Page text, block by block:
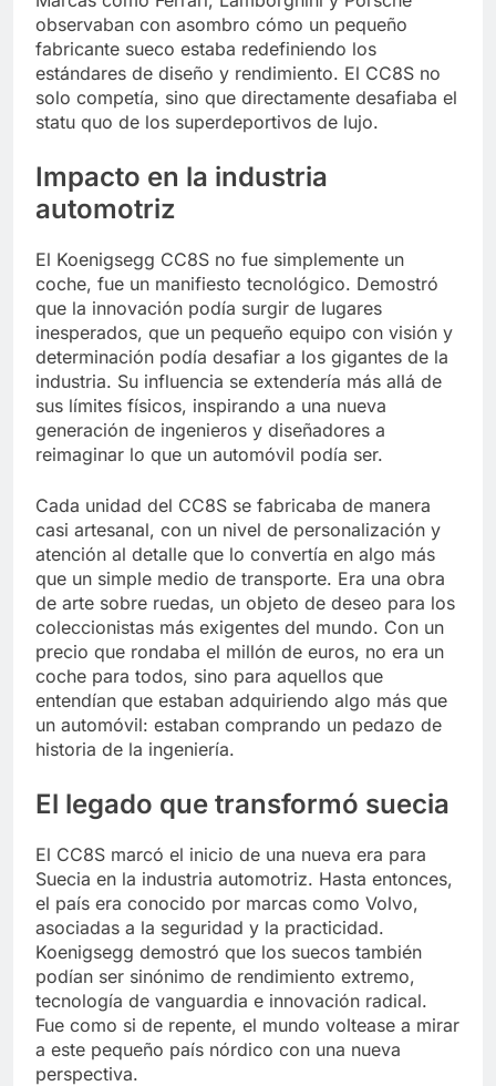
observaban con asombro cómo un pequeño
fabricante sueco estaba redefiniendo los
estándares de diseño y rendimiento. El CC8S no
solo competía, sino que directamente desafiaba el
statu quo de los superdeportivos de lujo.
Impacto en la industria
automotriz
El Koenigsegg CC8S no fue simplemente un
coche, fue un manifiesto tecnológico. Demostró
que la innovación podía surgir de lugares
inesperados, que un pequeño equipo con visión y
determinación podía desafiar a los gigantes de la
industria. Su influencia se extendería más allá de
sus límites físicos, inspirando a una nueva
generación de ingenieros y diseñadores a
reimaginar lo que un automóvil podía ser.
Cada unidad del CC8S se fabricaba de manera
casi artesanal, con un nivel de personalización y
atención al detalle que lo convertía en algo más
que un simple medio de transporte. Era una obra
de arte sobre ruedas, un objeto de deseo para los
coleccionistas más exigentes del mundo. Con un
precio que rondaba el millón de euros, no era un
coche para todos, sino para aquellos que
entendían que estaban adquiriendo algo más que
un automóvil: estaban comprando un pedazo de
historia de la ingeniería.
El legado que transformó suecia
El CC8S marcó el inicio de una nueva era para
Suecia en la industria automotriz. Hasta entonces,
el país era conocido por marcas como Volvo,
asociadas a la seguridad y la practicidad.
Koenigsegg demostró que los suecos también
podían ser sinónimo de rendimiento extremo,
tecnología de vanguardia e innovación radical.
Fue como si de repente, el mundo voltease a mirar
a este pequeño país nórdico con una nueva
perspectiva.